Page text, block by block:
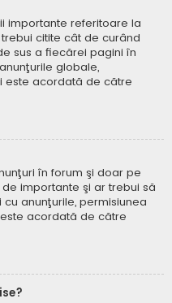
importante referitoare la
citite cât de curând
sus a fiecărei pagini în
globale,
este acordată de către
în forum şi doar pe
importante şi ar trebui să
anunţurile, permisiunea
acordată de către